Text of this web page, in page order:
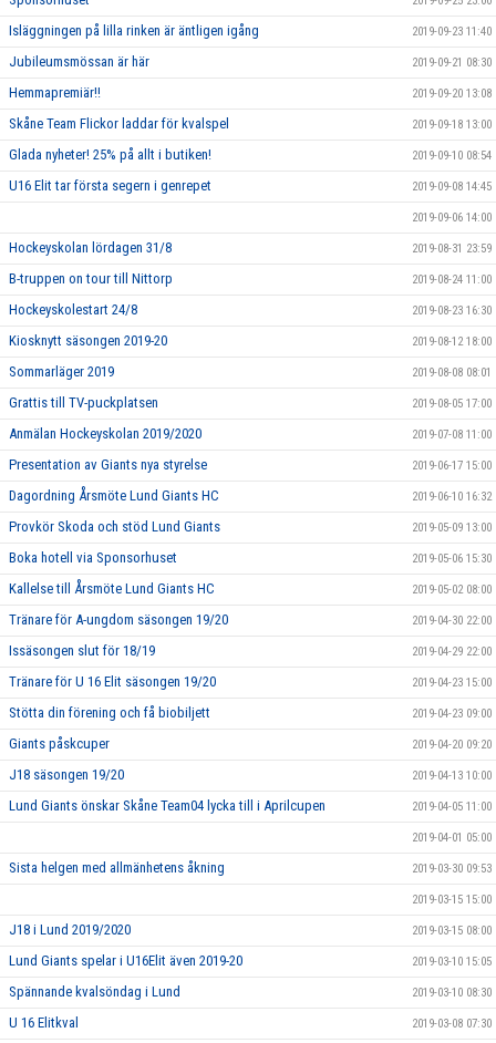
Isläggningen på lilla rinken är äntligen igång 2019-09-23 11:40
Jubileumsmössan är här 2019-09-21 08:30
Hemmapremiär!! 2019-09-20 13:08
Skåne Team Flickor laddar för kvalspel 2019-09-18 13:00
Glada nyheter! 25% på allt i butiken! 2019-09-10 08:54
U16 Elit tar första segern i genrepet 2019-09-08 14:45
2019-09-06 14:00
Hockeyskolan lördagen 31/8 2019-08-31 23:59
B-truppen on tour till Nittorp 2019-08-24 11:00
Hockeyskolestart 24/8 2019-08-23 16:30
Kiosknytt säsongen 2019-20 2019-08-12 18:00
Sommarläger 2019 2019-08-08 08:01
Grattis till TV-puckplatsen 2019-08-05 17:00
Anmälan Hockeyskolan 2019/2020 2019-07-08 11:00
Presentation av Giants nya styrelse 2019-06-17 15:00
Dagordning Årsmöte Lund Giants HC 2019-06-10 16:32
Provkör Skoda och stöd Lund Giants 2019-05-09 13:00
Boka hotell via Sponsorhuset 2019-05-06 15:30
Kallelse till Årsmöte Lund Giants HC 2019-05-02 08:00
Tränare för A-ungdom säsongen 19/20 2019-04-30 22:00
Issäsongen slut för 18/19 2019-04-29 22:00
Tränare för U 16 Elit säsongen 19/20 2019-04-23 15:00
Stötta din förening och få biobiljett 2019-04-23 09:00
Giants påskcuper 2019-04-20 09:20
J18 säsongen 19/20 2019-04-13 10:00
Lund Giants önskar Skåne Team04 lycka till i Aprilcupen 2019-04-05 11:00
2019-04-01 05:00
Sista helgen med allmänhetens åkning 2019-03-30 09:53
2019-03-15 15:00
J18 i Lund 2019/2020 2019-03-15 08:00
Lund Giants spelar i U16Elit även 2019-20 2019-03-10 15:05
Spännande kvalsöndag i Lund 2019-03-10 08:30
U 16 Elitkval 2019-03-08 07:30